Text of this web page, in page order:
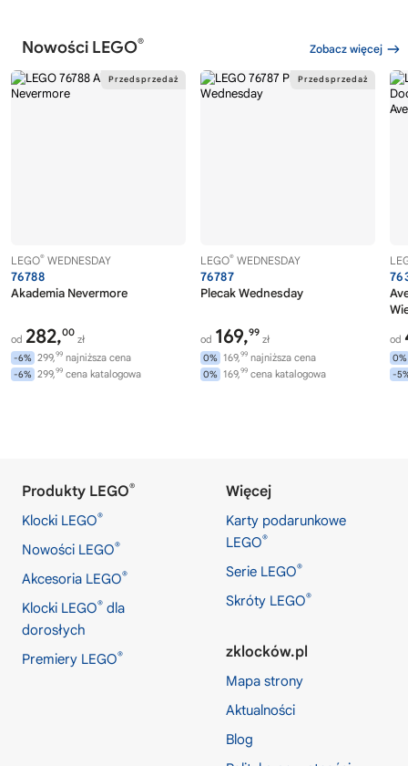
Nowości LEGO® Zobacz więcej
LEGO® WEDNESDAY
76788
Akademia Nevermore
od 282,00
zł
-6% 299,99 najniższa cena
-6% 299,99 cena katalogowa
LEGO® WEDNESDAY
76787
Plecak Wednesday
od 169,99
zł
0% 169,99 najniższa cena
0% 169,99 cena katalogowa
od
0%
-
Produkty LEGO®
Klocki LEGO®
Nowości LEGO®
Akcesoria LEGO®
Klocki LEGO® dla
dorosłych
Premiery LEGO®
Więcej
Karty podarunkowe
LEGO®
Serie LEGO®
Skróty LEGO®
zklocków.pl
Mapa strony
Aktualności
Blog